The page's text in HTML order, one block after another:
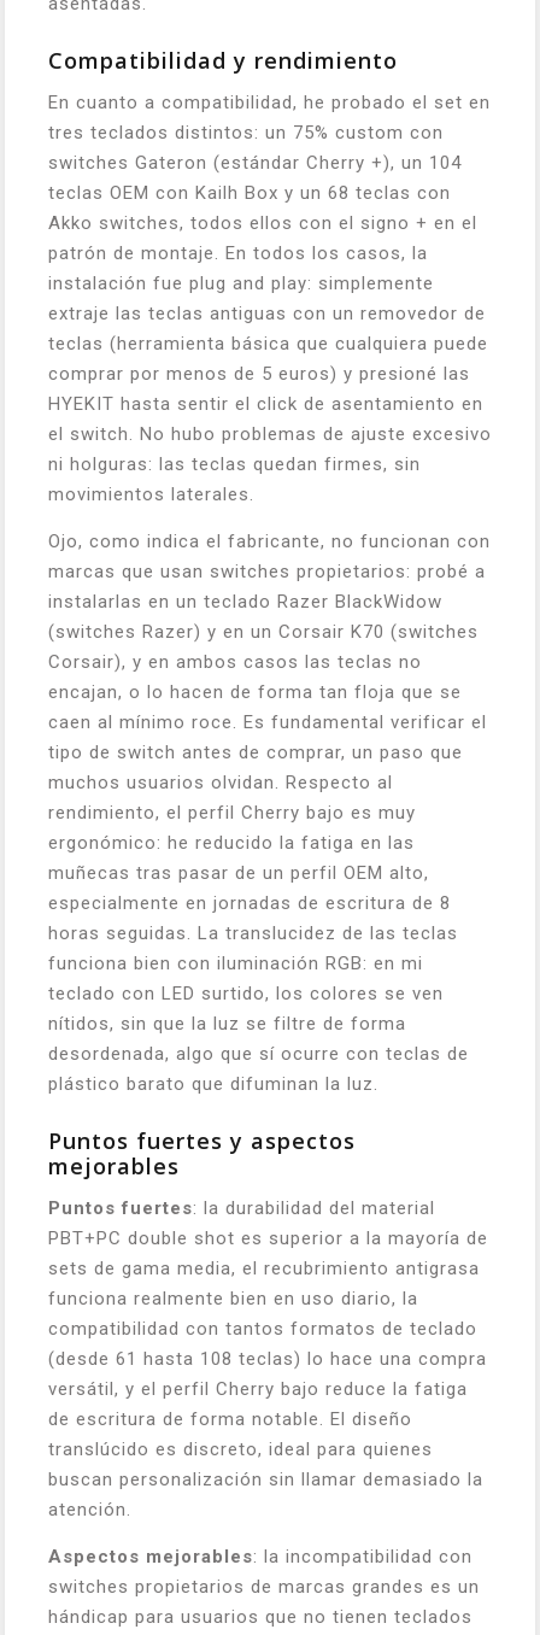
Compatibilidad y rendimiento
En cuanto a compatibilidad, he probado el set en
tres teclados distintos: un 75% custom con
switches Gateron (estándar Cherry +), un 104
teclas OEM con Kailh Box y un 68 teclas con
Akko switches, todos ellos con el signo + en el
patrón de montaje. En todos los casos, la
instalación fue plug and play: simplemente
extraje las teclas antiguas con un removedor de
teclas (herramienta básica que cualquiera puede
comprar por menos de 5 euros) y presioné las
HYEKIT hasta sentir el click de asentamiento en
el switch. No hubo problemas de ajuste excesivo
ni holguras: las teclas quedan firmes, sin
movimientos laterales.
Ojo, como indica el fabricante, no funcionan con
marcas que usan switches propietarios: probé a
instalarlas en un teclado Razer BlackWidow
(switches Razer) y en un Corsair K70 (switches
Corsair), y en ambos casos las teclas no
encajan, o lo hacen de forma tan floja que se
caen al mínimo roce. Es fundamental verificar el
tipo de switch antes de comprar, un paso que
muchos usuarios olvidan. Respecto al
rendimiento, el perfil Cherry bajo es muy
ergonómico: he reducido la fatiga en las
muñecas tras pasar de un perfil OEM alto,
especialmente en jornadas de escritura de 8
horas seguidas. La translucidez de las teclas
funciona bien con iluminación RGB: en mi
teclado con LED surtido, los colores se ven
nítidos, sin que la luz se filtre de forma
desordenada, algo que sí ocurre con teclas de
plástico barato que difuminan la luz.
Puntos fuertes y aspectos
mejorables
Puntos fuertes: la durabilidad del material
PBT+PC double shot es superior a la mayoría de
sets de gama media, el recubrimiento antigrasa
funciona realmente bien en uso diario, la
compatibilidad con tantos formatos de teclado
(desde 61 hasta 108 teclas) lo hace una compra
versátil, y el perfil Cherry bajo reduce la fatiga
de escritura de forma notable. El diseño
translúcido es discreto, ideal para quienes
buscan personalización sin llamar demasiado la
atención.
Aspectos mejorables: la incompatibilidad con
switches propietarios de marcas grandes es un
hándicap para usuarios que no tienen teclados